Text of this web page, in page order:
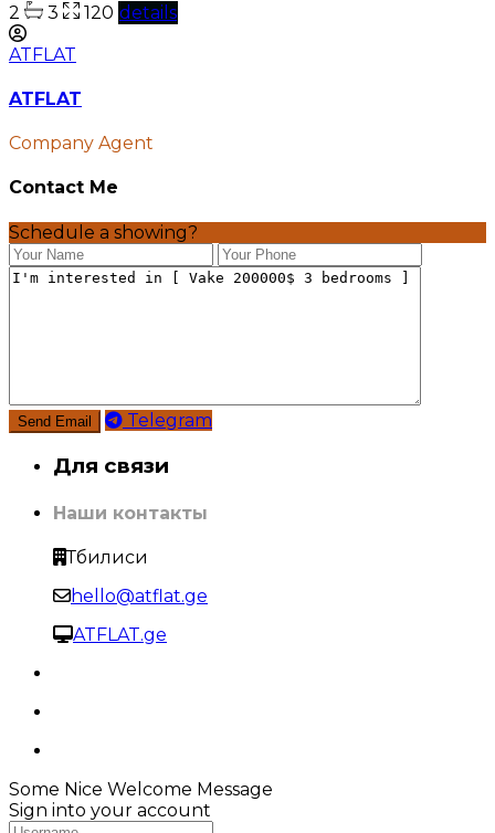
2 3 120 details
ATFLAT
ATFLAT
Company Agent
Contact Me
Schedule a showing?
Telegram
Для связи
Наши контакты
Тбилиси
hello@atflat.ge
ATFLAT.ge
Some Nice Welcome Message
Sign into your account